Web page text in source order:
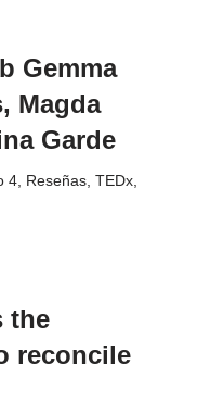
Gemma
Magda
Garde
4, Reseñas, TEDx,
the
reconcile